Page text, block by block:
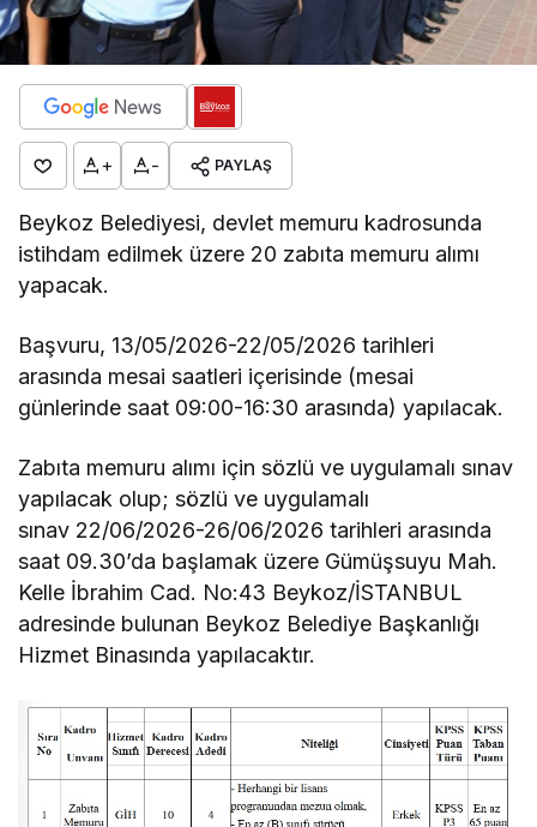
+ - PAYLAŞ
Beykoz Belediyesi, devlet memuru kadrosunda
istihdam edilmek üzere 20 zabıta memuru alımı
yapacak.
Başvuru, 13/05/2026-22/05/2026 tarihleri
arasında mesai saatleri içerisinde (mesai
günlerinde saat 09:00-16:30 arasında) yapılacak.
Zabıta memuru alımı için sözlü ve uygulamalı sınav
yapılacak olup; sözlü ve uygulamalı
sınav 22/06/2026-26/06/2026 tarihleri arasında
saat 09.30’da başlamak üzere Gümüşsuyu Mah.
Kelle İbrahim Cad. No:43 Beykoz/İSTANBUL
adresinde bulunan Beykoz Belediye Başkanlığı
Hizmet Binasında yapılacaktır.